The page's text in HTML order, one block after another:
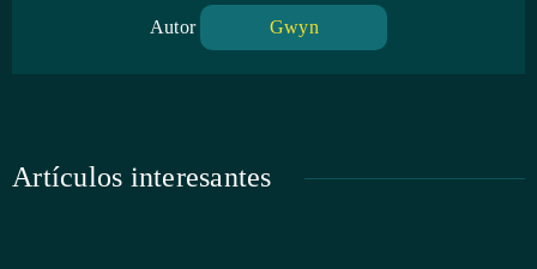
Autor Gwyn
Artículos interesantes